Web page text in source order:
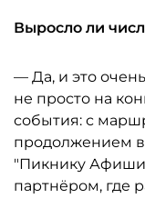
Выросло ли
— Да, и это
не просто на
события: с
продолжением
"Пикнику
партнёром, где